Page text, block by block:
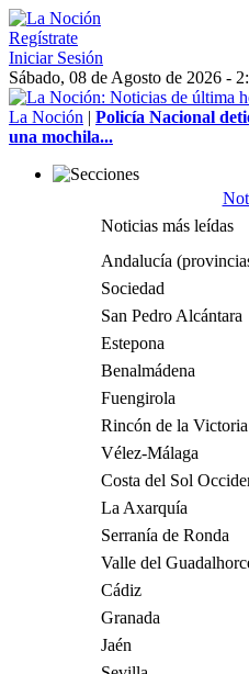
Regístrate
Iniciar Sesión
Sábado, 08 de Agosto de 2026 -
La Noción | Policía Nacional
una mochila...
Noticias más leídas
Andalucía
Sociedad
San Pedro Alcántara
Estepona
Benalmádena
Fuengirola
Rincón de la Victoria
Vélez-Málaga
Costa del Sol
La Axarquía
Serranía de Ronda
Valle del
Cádiz
Granada
Jaén